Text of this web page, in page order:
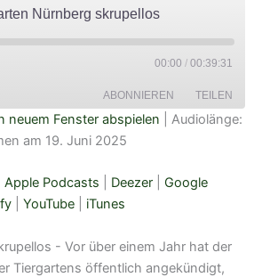
Nürnberg skrupellos
00:00 / 00:39:31
ABONNIEREN TEILEN
Apple Podcasts
Google Podcasts
Spotify
neuem Fenster abspielen
Audiolänge:
am 19. Juni 2025
Apple Podcasts Deezer
Google
YouTube iTunes
- Vor über einem Jahr hat der
Tiergartens öffentlich angekündigt,